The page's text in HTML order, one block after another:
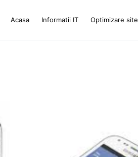
Acasa Informatii IT Optimizare site